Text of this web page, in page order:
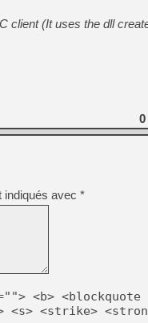
[LS] [PS5] ps5-y2jb-
[GK] Pourquoi Marvel
[GK] Test : Restory : Chill
[GK] GTA 6 : Rockstar
[GK] Hot Wheels Infinite
[GK] Mémoire cash -
[GK] Résultats Nintendo :
[GK] Déjà des
[GK] Minecraft et ses «
[GK] Beast of
[GK] Ubisoft : fin de partie
[GK] Mémoire cash -
[GK] Dan Houser (GTA)
[GK] Comment EA Sports
[GK] Crimson Moon : un
[GK] Isle of Reveries : le
[GK] Moonlighter 2 : The
[GK] Capcom relance
client (It uses the dll
0
indiqués avec *
<b> <blockquote
<s> <strike>